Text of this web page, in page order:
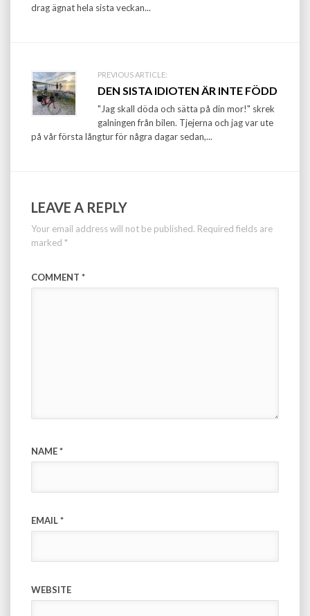
drag ägnat hela sista veckan...
PREVIOUS ARTICLE:
DEN SISTA IDIOTEN ÄR INTE FÖDD
"Jag skall döda och sätta på din mor!" skrek
galningen från bilen. Tjejerna och jag var ute
på vår första långtur för några dagar sedan,...
LEAVE A REPLY
Your email address will not be published. Required fields are
marked *
COMMENT *
NAME*
EMAIL*
WEBSITE